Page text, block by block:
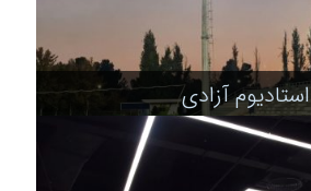
استادیوم آزادی